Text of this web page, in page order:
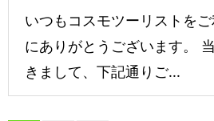
いつもコスモツーリストを
にありがとうございます。
きまして、下記通りご...